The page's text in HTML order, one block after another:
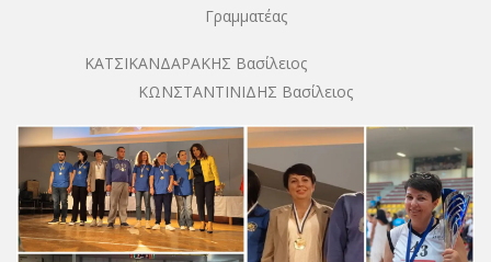
Γραμματέας
ΚΑΤΣΙΚΑΝΔΑΡΑΚΗΣ Βασίλειος
ΚΩΝΣΤΑΝΤΙΝΙΔΗΣ Βασίλειος